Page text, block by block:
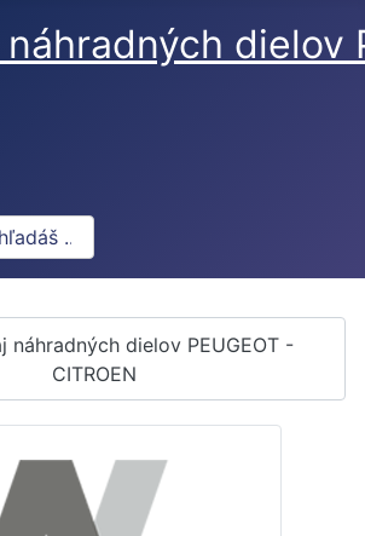
dielov
náhradných dielov PEUGEOT -
CITROEN